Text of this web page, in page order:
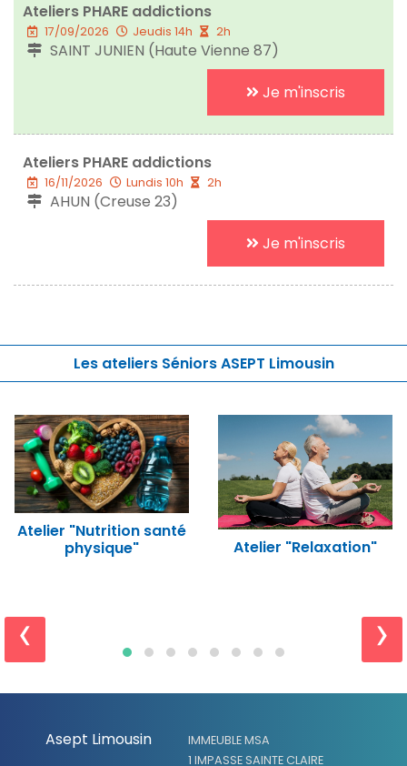
Ateliers PHARE addictions
17/09/2026 Jeudis 14h 2h
SAINT JUNIEN (Haute Vienne 87)
Je m'inscris
Ateliers PHARE addictions
16/11/2026 Lundis 10h 2h
AHUN (Creuse 23)
Je m'inscris
Les ateliers Séniors ASEPT Limousin
Atelier "Nutrition santé
physique"
Atelier "Relaxation"
‹ ›
Asept Limousin
IMMEUBLE MSA
1 IMPASSE SAINTE CLAIRE